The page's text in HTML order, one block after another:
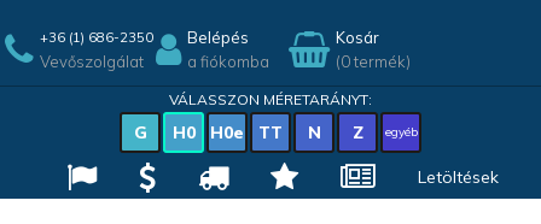
+36 (1) 686-2350
Vevőszolgálat
Belépés
a fiókomba
Kosár
(0 termék)
VÁLASSZON MÉRETARÁNYT:
G H0 H0e TT N Z egyéb
Letöltések